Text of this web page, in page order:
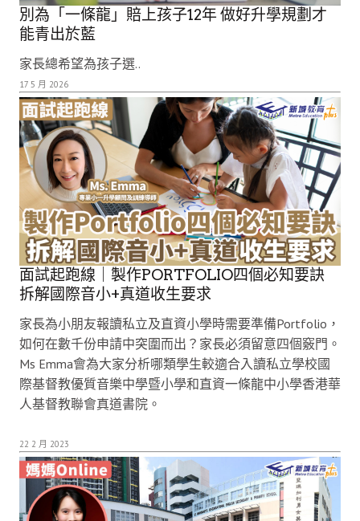
別為「一條龍」賠上孩子12年 做好升學規劃才
能青出於藍
家長總希望為孩子選..
17 5 月 2026
面試起跑線｜製作PORTFOLIO四個必知要訣
拆解國際音小+真道收生要求
家長為小朋友報讀私立及直資小學時需要準備Portfolio，
如何在數千份申請中突圍而出？家長必須留意四個竅門。
Ms Emma會為大家分析哪類學生較適合入讀私立學校國
際基督教優質音樂中學暨小學和直資一條龍中小學香港華
人基督教聯會真道書院。
22 2 月 2023